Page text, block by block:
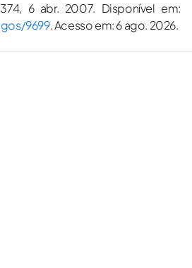
6 abr. 2007. Disponível em:
9699. Acesso em: 6 ago. 2026.